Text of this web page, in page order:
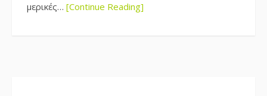
μερικές… [Continue Reading]